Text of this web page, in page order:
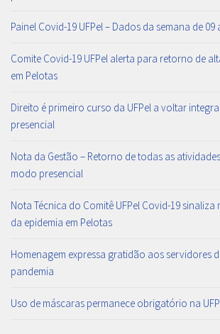
Painel Covid-19 UFPel – Dados da semana de 09
Comite Covid-19 UFPel alerta para retorno de
em Pelotas
Direito é primeiro curso da UFPel a voltar
presencial
Nota da Gestão – Retorno de todas as
modo presencial
Nota Técnica do Comitê UFPel Covid-19
da epidemia em Pelotas
Homenagem expressa gratidão aos servidores
pandemia
Uso de máscaras permanece obrigatório na